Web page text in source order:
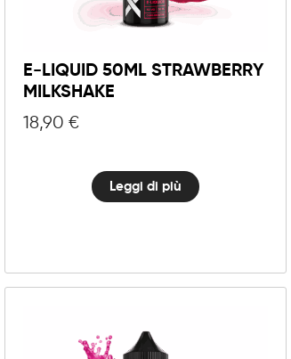
E-LIQUID 50ML STRAWBERRY
MILKSHAKE
18,90 €
Leggi di più